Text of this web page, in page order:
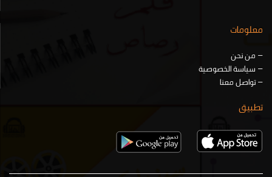
معلومات
–من نحن
–سياسة الخصوصية
–تواصل معنا
تطبيق